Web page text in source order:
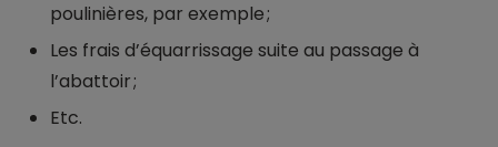
poulinières, par exemple ;
Les frais d’équarrissage suite au passage à
l’abattoir ;
Etc.